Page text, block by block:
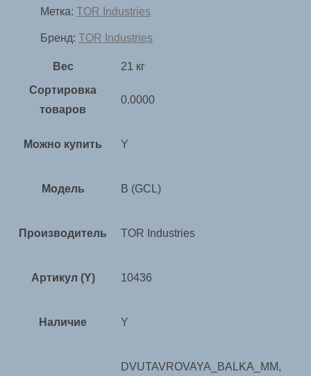
с
механизмом
Метка: TOR Industries
Бренд: TOR Industries
Вес
21 кг
Сортировка
товаров
0.0000
Можно купить Y
Модель B (GCL)
Производитель TOR Industries
Артикул (Y) 10436
Наличие Y
DVUTAVROVAYA_BALKA_MM,